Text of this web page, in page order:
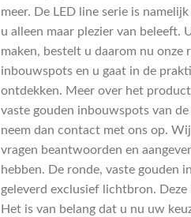
meer. De LED line serie is
u alleen maar plezier van beleeft.
maken, bestelt u daarom nu onze
inbouwspots en u gaat in de
ontdekken. Meer over het
vaste gouden inbouwspots van
neem dan contact met ons op.
vragen beantwoorden en
hebben. De ronde, vaste gouden
geleverd exclusief lichtbron.
Het is van belang dat u nu uw